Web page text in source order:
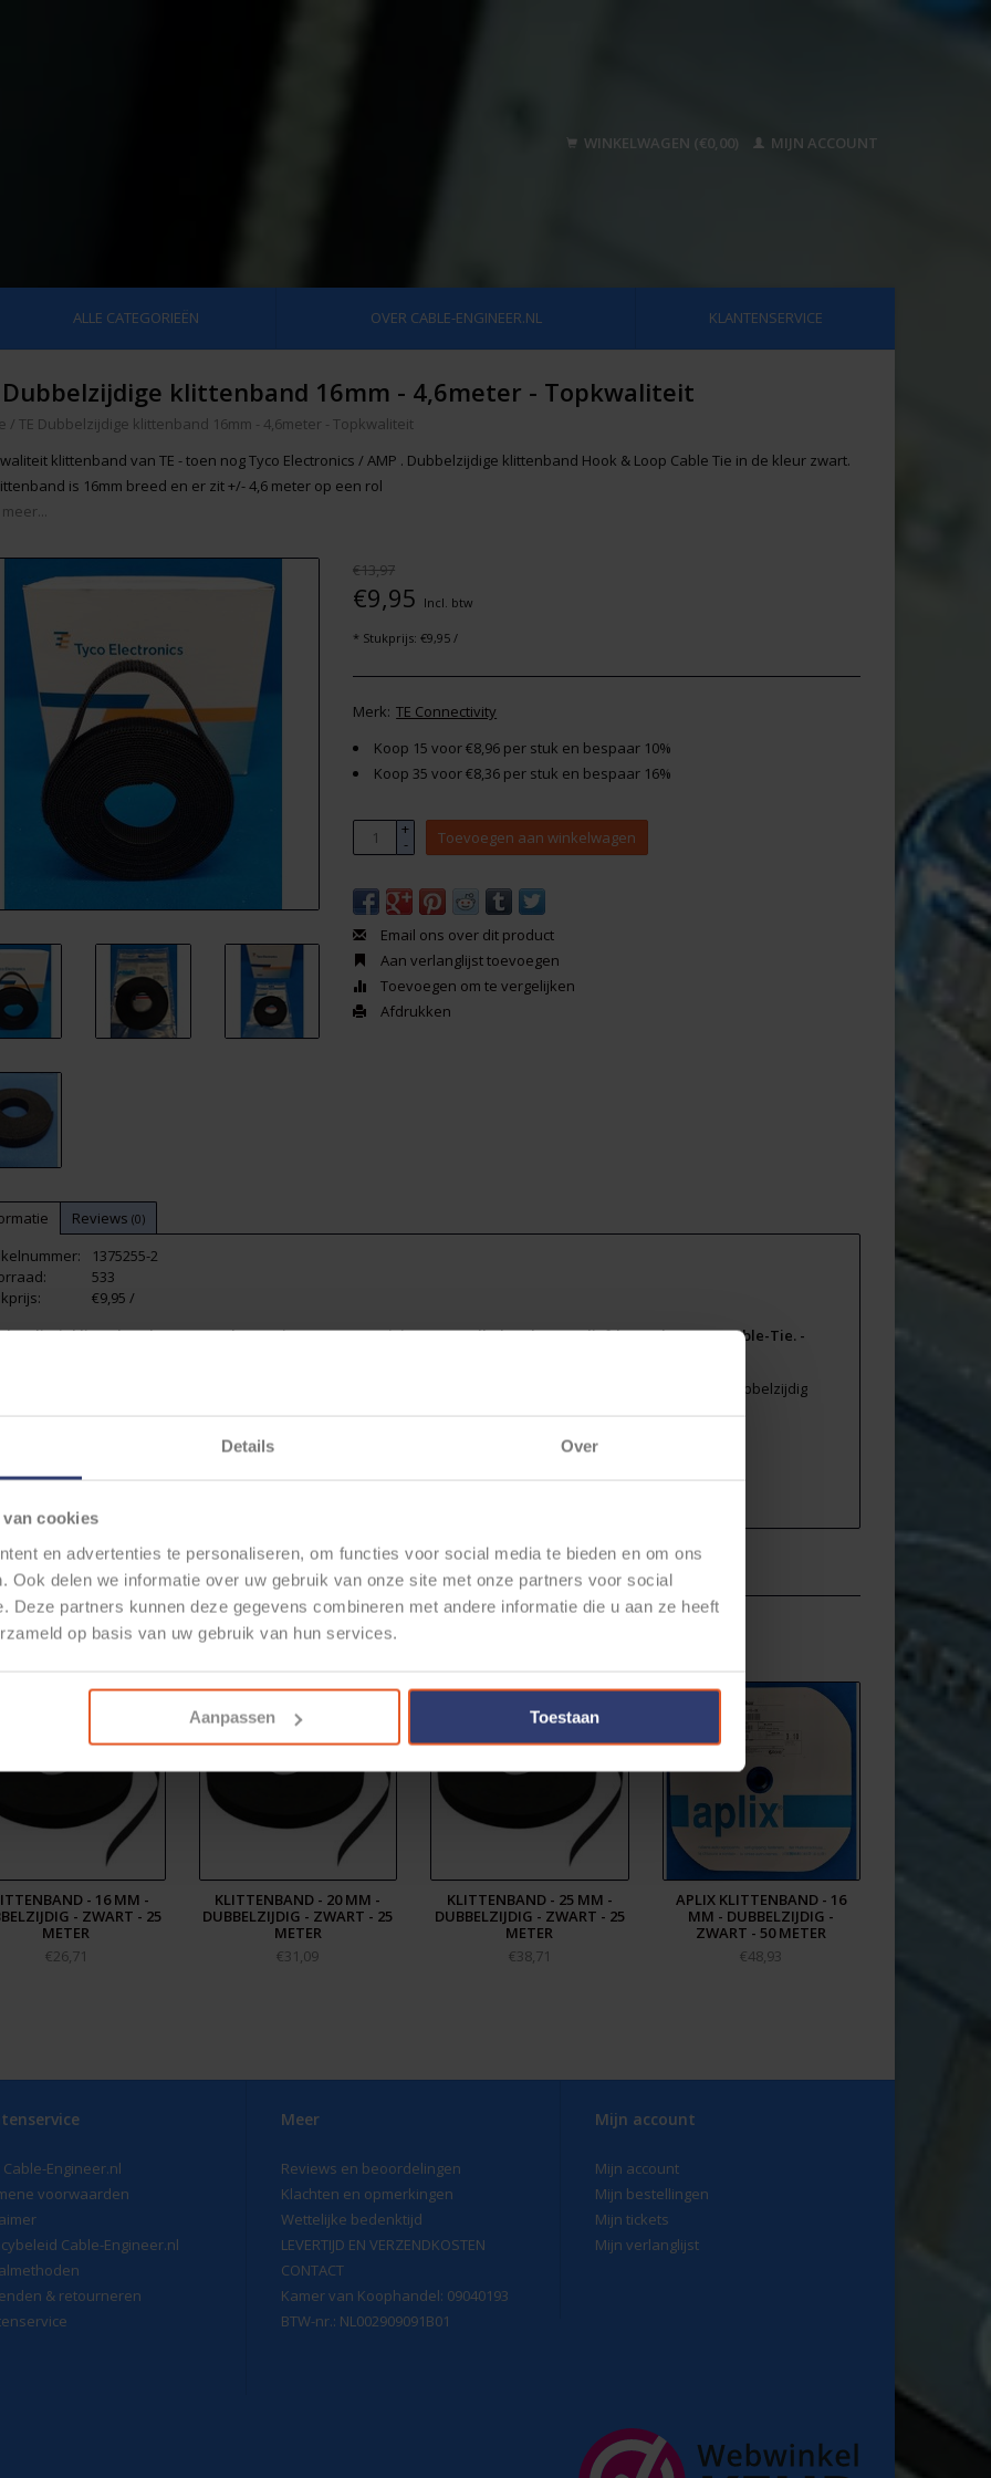
Details Over
cookies
en advertenties te personaliseren, om functies voor social media te bieden en om ons
Ook delen we informatie over uw gebruik van onze site met onze partners voor social
Deze partners kunnen deze gegevens combineren met andere informatie die u aan ze heeft
op basis van uw gebruik van hun services.
Aanpassen Toestaan
WINKELWAGEN (€0,00) MIJN ACCOUNT
ALLE CATEGORIEËN OVER CABLE-ENGINEER.NL KLANTENSERVICE
Dubbelzijdige klittenband 16mm - 4,6meter - Topkwaliteit
/ TE Dubbelzijdige klittenband 16mm - 4,6meter - Topkwaliteit
klittenband van TE - toen nog Tyco Electronics / AMP . Dubbelzijdige klittenband Hook & Loop Cable Tie in de kleur zwart.
is 16mm breed en er zit +/- 4,6 meter op een rol
€13,97
€9,95 Incl. btw
* Stukprijs: €9,95 /
Merk: TE Connectivity
Koop 15 voor €8,96 per stuk en bespaar 10%
Koop 35 voor €8,36 per stuk en bespaar 16%
+
- Toevoegen aan winkelwagen
Email ons over dit product
Aan verlanglijst toevoegen
Toevoegen om te vergelijken
Afdrukken
Reviews (0)
1375255-2
533
€9,95 /
klittenband van Tyco Electronics (TE Connectivity) - De welbekende en geliefde Hook & Loop Cable-Tie. -
op rol. Er sterk en veelzijdige klittenband die dubbelzijdig
sterk en betrouwbare klittenband die voor vele toepassing is te gebruiken - industriële kwaliteit
in USA
producten
- 16 MM -
- ZWART - 25
METER
€26,71
KLITTENBAND - 20 MM -
DUBBELZIJDIG - ZWART - 25
METER
€31,09
KLITTENBAND - 25 MM -
DUBBELZIJDIG - ZWART - 25
METER
€38,71
APLIX KLITTENBAND - 16
MM - DUBBELZIJDIG -
ZWART - 50 METER
€48,93
Engineer.nl
voorwaarden
Cable-Engineer.nl
& retourneren
Meer
Reviews en beoordelingen
Klachten en opmerkingen
Wettelijke bedenktijd
LEVERTIJD EN VERZENDKOSTEN
CONTACT
Kamer van Koophandel: 09040193
BTW-nr.: NL002909091B01
Mijn account
Mijn account
Mijn bestellingen
Mijn tickets
Mijn verlanglijst